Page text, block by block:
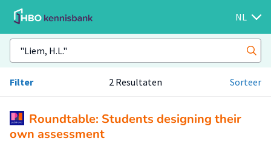
NL
Filter 2 Resultaten Sorteer
Roundtable: Students designing their
own assessment